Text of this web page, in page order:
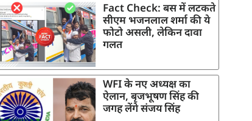
Fact Check: बस में लटकते
सीएम भजनलाल शर्मा की ये
फोटो असली, लेकिन दावा
गलत
WFI के नए अध्यक्ष का
ऐलान, बृजभूषण सिंह की
जगह लेंगे संजय सिंह